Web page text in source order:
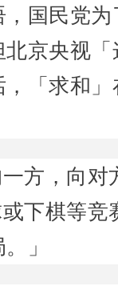
国民党
京央视
「求和
方，向
下棋等竞
」